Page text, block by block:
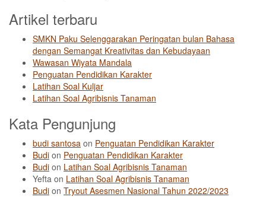
Artikel terbaru
SMKN Paku Selenggarakan Peringatan bulan Bahasa
dengan Semangat Kreativitas dan Kebudayaan
Wawasan Wiyata Mandala
Penguatan Pendidikan Karakter
Latihan Soal Kuljar
Latihan Soal Agribisnis Tanaman
Kata Pengunjung
budi santosa on Penguatan Pendidikan Karakter
Budi on Penguatan Pendidikan Karakter
Budi on Latihan Soal Agribisnis Tanaman
Yefta on Latihan Soal Agribisnis Tanaman
Budi on Tryout Asesmen Nasional Tahun 2022/2023